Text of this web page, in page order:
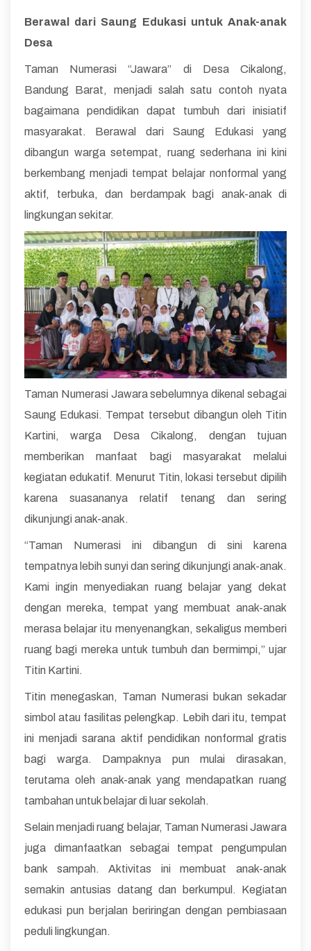
Berawal dari Saung Edukasi untuk Anak-anak
Desa
Taman Numerasi “Jawara” di Desa Cikalong,
Bandung Barat, menjadi salah satu contoh nyata
bagaimana pendidikan dapat tumbuh dari inisiatif
masyarakat. Berawal dari Saung Edukasi yang
dibangun warga setempat, ruang sederhana ini kini
berkembang menjadi tempat belajar nonformal yang
aktif, terbuka, dan berdampak bagi anak-anak di
lingkungan sekitar.
Taman Numerasi Jawara sebelumnya dikenal sebagai
Saung Edukasi. Tempat tersebut dibangun oleh Titin
Kartini, warga Desa Cikalong, dengan tujuan
memberikan manfaat bagi masyarakat melalui
kegiatan edukatif. Menurut Titin, lokasi tersebut dipilih
karena suasananya relatif tenang dan sering
dikunjungi anak-anak.
“Taman Numerasi ini dibangun di sini karena
tempatnya lebih sunyi dan sering dikunjungi anak-anak.
Kami ingin menyediakan ruang belajar yang dekat
dengan mereka, tempat yang membuat anak-anak
merasa belajar itu menyenangkan, sekaligus memberi
ruang bagi mereka untuk tumbuh dan bermimpi,” ujar
Titin Kartini.
Titin menegaskan, Taman Numerasi bukan sekadar
simbol atau fasilitas pelengkap. Lebih dari itu, tempat
ini menjadi sarana aktif pendidikan nonformal gratis
bagi warga. Dampaknya pun mulai dirasakan,
terutama oleh anak-anak yang mendapatkan ruang
tambahan untuk belajar di luar sekolah.
Selain menjadi ruang belajar, Taman Numerasi Jawara
juga dimanfaatkan sebagai tempat pengumpulan
bank sampah. Aktivitas ini membuat anak-anak
semakin antusias datang dan berkumpul. Kegiatan
edukasi pun berjalan beriringan dengan pembiasaan
peduli lingkungan.